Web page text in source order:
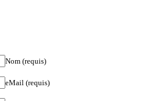
Nom (requis)
eMail (requis)